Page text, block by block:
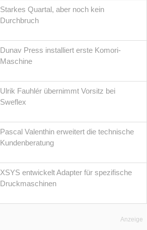
Starkes Quartal, aber noch kein
Durchbruch
Dunav Press installiert erste Komori-
Maschine
Ulrik Fauhlér übernimmt Vorsitz bei
Sweflex
Pascal Valenthin erweitert die technische
Kundenberatung
XSYS entwickelt Adapter für spezifische
Druckmaschinen
Anzeige